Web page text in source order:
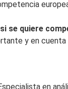
se quiere
y en
en